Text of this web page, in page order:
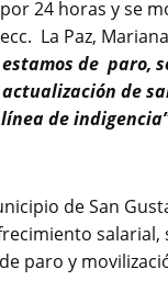
24 horas y se
La Paz,
de paro,
actualización de
de
de San
salarial,
paro y